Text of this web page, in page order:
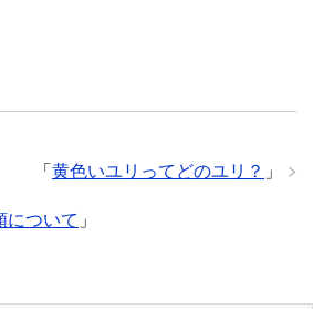
「 黄色いユリってどのユリ？ 」
について 」